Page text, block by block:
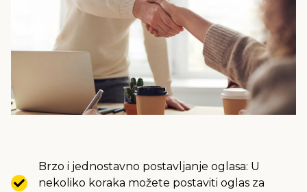
Brzo i jednostavno postavljanje oglasa: U
nekoliko koraka možete postaviti oglas za